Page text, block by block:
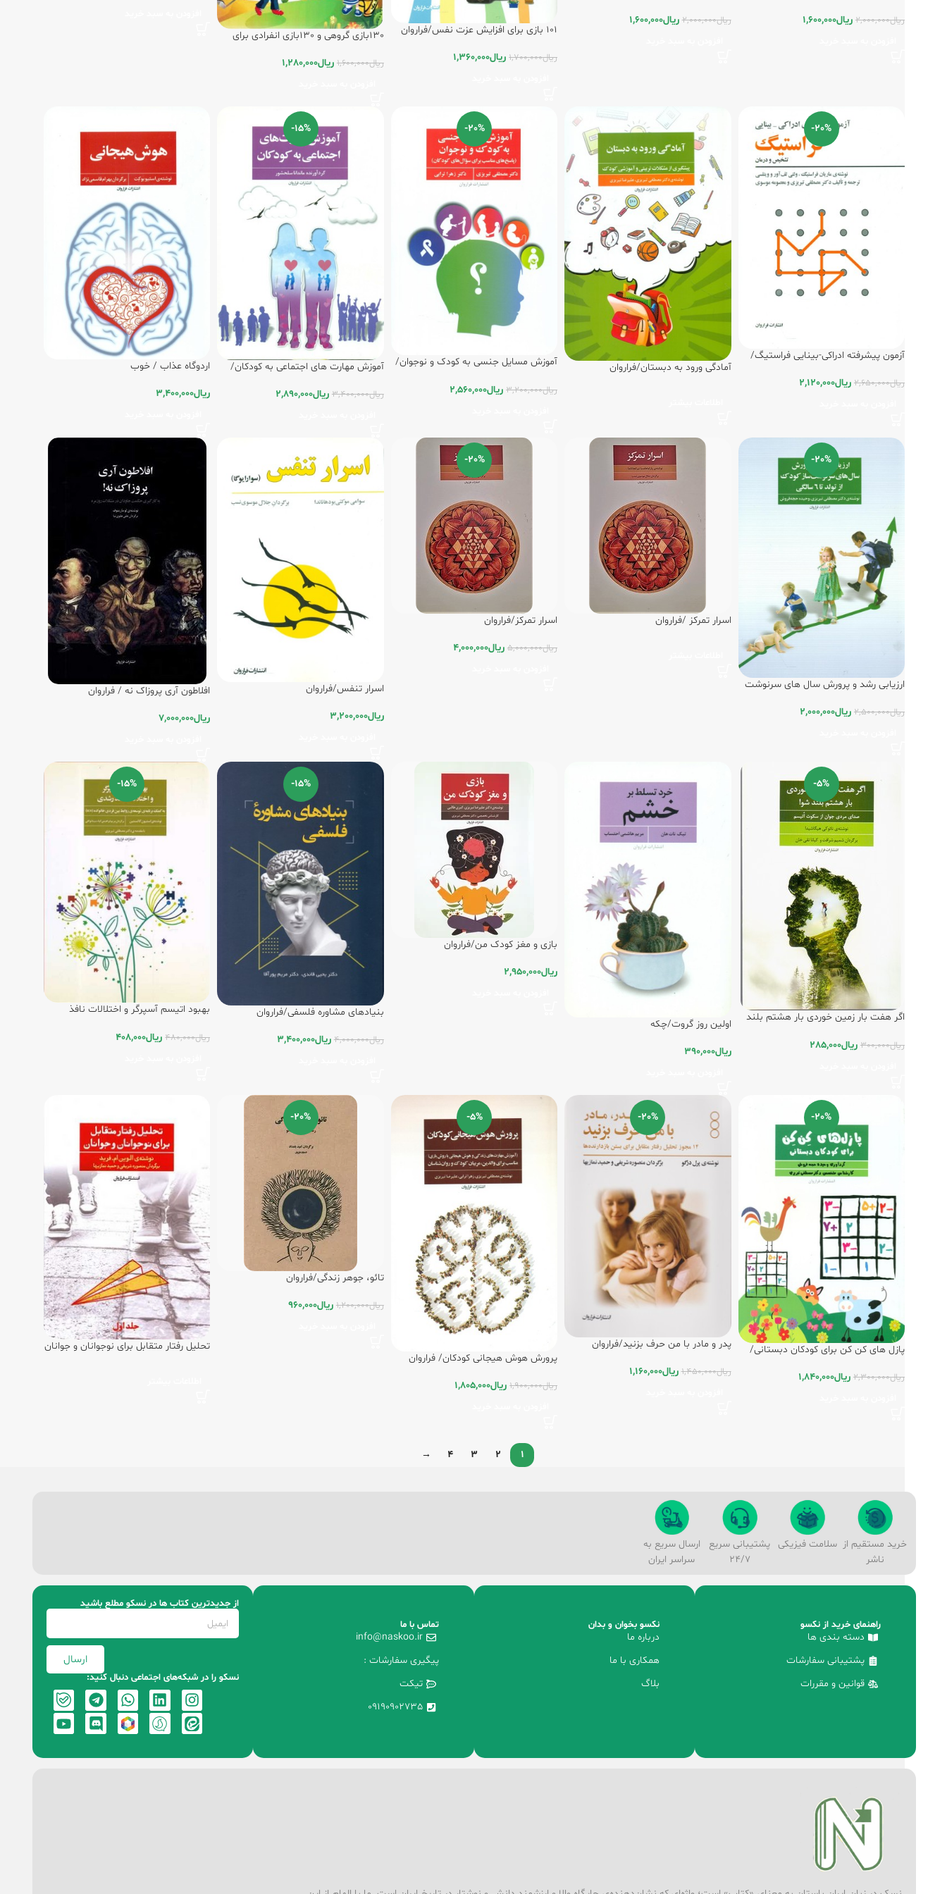
ریال2,000,000 ریال1,600,000 ریال2,000,000 ریال1,600,000
101 بازی برای افزایش عزت نفس/فراروان
ریال1,700,000 ریال1,360,000
130بازی گروهی و 130بازی انفرادی برای
ریال1,600,000 ریال1,280,000
-20%
آزمون پیشرفته ادراکی-بینایی فراستیگ/
ریال2,650,000 ریال2,120,000
آمادگی ورود به دبستان/فراروان
-20%
آموزش مسایل جنسی به کودک و نوجوان/
ریال3,200,000 ریال2,560,000
-15%
آموزش مهارت های اجتماعی به کودکان/
ریال3,400,000 ریال2,890,000
اردوگاه عذاب / خوب
ریال3,400,000
-20%
ارزیابی رشد و پرورش سال های سرنوشت
ریال2,500,000 ریال2,000,000
اسرار تمرکز /فراروان
-20%
اسرار تمرکز/فراروان
ریال5,000,000 ریال4,000,000
اسرار تنفس/فراروان
ریال3,200,000
افلاطون آری پروزاک نه / فراروان
ریال7,000,000
-5%
اگر هفت بار زمین خوردی بار هشتم بلند
ریال300,000 ریال285,000
اولین روز گروت/چکه
ریال390,000
بازی و مغز کودک من/فراروان
ریال2,950,000
-15%
بنیادهای مشاوره فلسفی/فراروان
ریال4,000,000 ریال3,400,000
-15%
بهبود اتیسم آسپرگر و اختلالات نافذ
ریال480,000 ریال408,000
-20%
پازل های کن کن برای کودکان دبستانی/
ریال2,300,000 ریال1,840,000
-20%
پدر و مادر با من حرف بزنید/فراروان
ریال1,450,000 ریال1,160,000
-5%
پرورش هوش هیجانی کودکان/ فراروان
ریال1,900,000 ریال1,805,000
-20%
تائو، جوهر زندگی/فراروان
ریال1,200,000 ریال960,000
تحلیل رفتار متقابل برای نوجوانان و جوانان
1
2
3
4
→
خرید مستقیم از
ناشر
سلامت فیزیکی
پشتیبانی سریع
24/7
ارسال سریع به
سراسر ایران
راهنمای خرید از نکسو
دسته بندی ها
پشتیبانی سفارشات
قوانین و مقررات
نکسو بخوان و بدان
درباره ما
همکاری با ما
بلاگ
تماس با ما
info@naskoo.ir
پیگیری سفارشات :
تیکت
09190902735
از جدیدترین کتاب‌ ها در نسکو مطلع باشید
ارسال
نسکو را در شبکه‌های اجتماعی دنبال کنید: